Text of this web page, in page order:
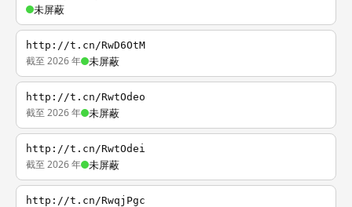
未屏蔽
http://t.cn/RwD6OtM
截至 2026 年 未屏蔽
http://t.cn/RwtOdeo
截至 2026 年 未屏蔽
http://t.cn/RwtOdei
截至 2026 年 未屏蔽
http://t.cn/RwqjPgc